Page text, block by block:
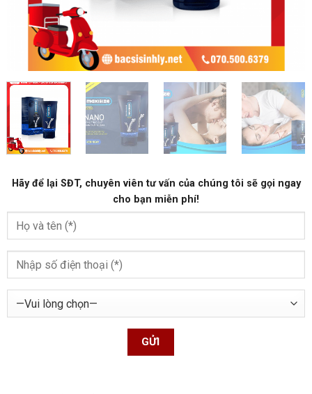
Hãy để lại SĐT, chuyên viên tư vấn của chúng tôi sẽ gọi ngay
cho bạn miễn phí!